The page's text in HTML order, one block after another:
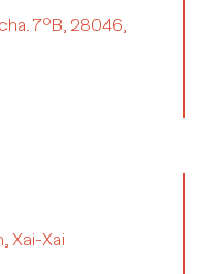
7ºB, 28046,
Xai-Xai